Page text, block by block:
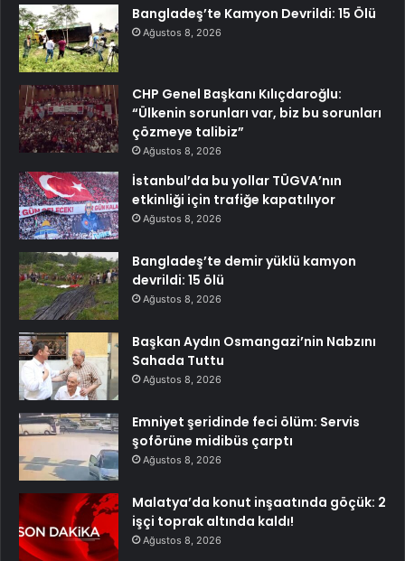
Bangladeş’te Kamyon Devrildi: 15 Ölü
Ağustos 8, 2026
CHP Genel Başkanı Kılıçdaroğlu:
“Ülkenin sorunları var, biz bu sorunları
çözmeye talibiz”
Ağustos 8, 2026
İstanbul’da bu yollar TÜGVA’nın
etkinliği için trafiğe kapatılıyor
Ağustos 8, 2026
Bangladeş’te demir yüklü kamyon
devrildi: 15 ölü
Ağustos 8, 2026
Başkan Aydın Osmangazi’nin Nabzını
Sahada Tuttu
Ağustos 8, 2026
Emniyet şeridinde feci ölüm: Servis
şoförüne midibüs çarptı
Ağustos 8, 2026
Malatya’da konut inşaatında göçük: 2
işçi toprak altında kaldı!
Ağustos 8, 2026